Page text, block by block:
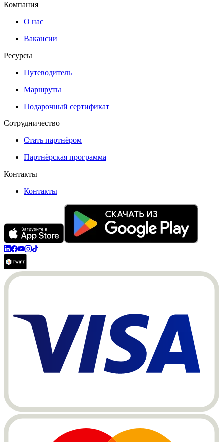
Компания
О нас
Вакансии
Ресурсы
Путеводитель
Маршруты
Подарочный сертификат
Сотрудничество
Стать партнёром
Партнёрская программа
Контакты
Контакты